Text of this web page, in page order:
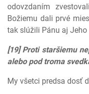
odovzdaním
Božiemu dali prvé
tak slúžili Pánu aj
[19] Proti staršiemu
alebo pod troma
My všetci predsa dosť